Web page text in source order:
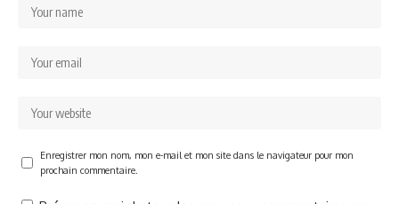
Enregistrer mon nom, mon e-mail et mon site dans le navigateur pour mon
prochain commentaire.